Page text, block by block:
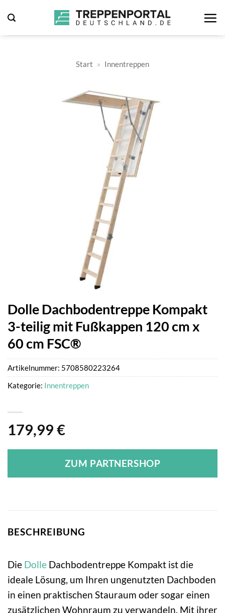
Inhalt
springen
Start » Innentreppen
Dolle Dachbodentreppe Kompakt
3-teilig mit Fußkappen 120 cm x
60 cm FSC®
179,99 €
ZUM PARTNERSHOP
Artikelnummer: 5708580223264
Kategorie: Innentreppen
BESCHREIBUNG
Die Dolle Dachbodentreppe Kompakt ist die
ideale Lösung, um Ihren ungenutzten Dachboden
in einen praktischen Stauraum oder sogar einen
zusätzlichen Wohnraum zu verwandeln. Mit ihrer